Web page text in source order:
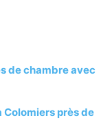
de chambre avec
près de